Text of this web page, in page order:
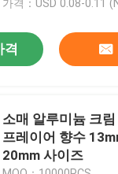
레이어
가격：USD 0.08-0.11
격
소매 알루미늄 크
프레이어 향수
20mm 사이즈